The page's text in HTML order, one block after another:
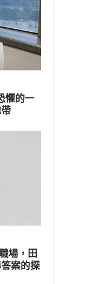
懼的一
場，田
案的探